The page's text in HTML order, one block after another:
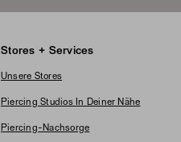
Stores + Services
Unsere Stores
Piercing Studios In Deiner Nähe
Piercing-Nachsorge